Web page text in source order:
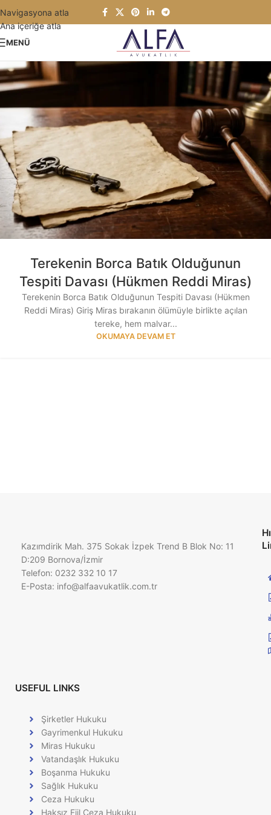
Navigasyona atla
Ana içeriğe atla
MENÜ
Terekenin Borca Batık Olduğunun
Tespiti Davası (Hükmen Reddi Miras)
Terekenin Borca Batık Olduğunun Tespiti Davası (Hükmen
Reddi Miras) Giriş Miras bırakanın ölümüyle birlikte açılan
tereke, hem malvar...
OKUMAYA DEVAM ET
Kazımdirik Mah. 375 Sokak İzpek Trend B Blok No: 11
D:209 Bornova/İzmir
Telefon: 0232 332 10 17
E-Posta: info@alfaavukatlik.com.tr
USEFUL LINKS
Şirketler Hukuku
Gayrimenkul Hukuku
Miras Hukuku
Vatandaşlık Hukuku
Boşanma Hukuku
Sağlık Hukuku
Ceza Hukuku
Haksız Fiil Ceza Hukuku